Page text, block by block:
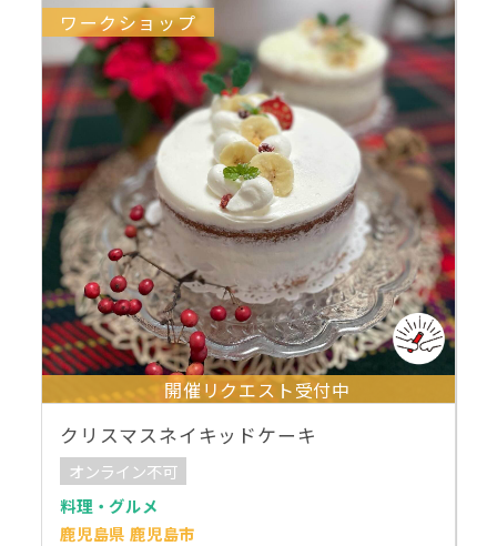
ワークショップ
開催リクエスト受付中
クリスマスネイキッドケーキ
オンライン不可
料理・グルメ
鹿児島県 鹿児島市